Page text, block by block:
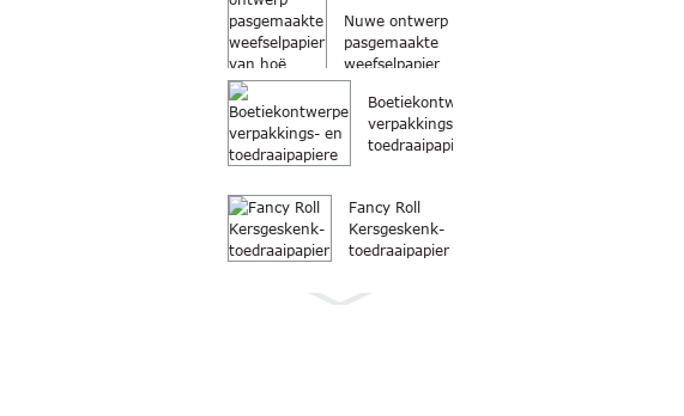
wrap
verpakking ...
Nuwe ontwerp
pasgemaakte
weefselpapier
van hoë
gehalte ...
Boetiekontwerpe
verpakkings- en
toedraaipapiere
Fancy Roll
Kersgeskenk-
toedraaipapier